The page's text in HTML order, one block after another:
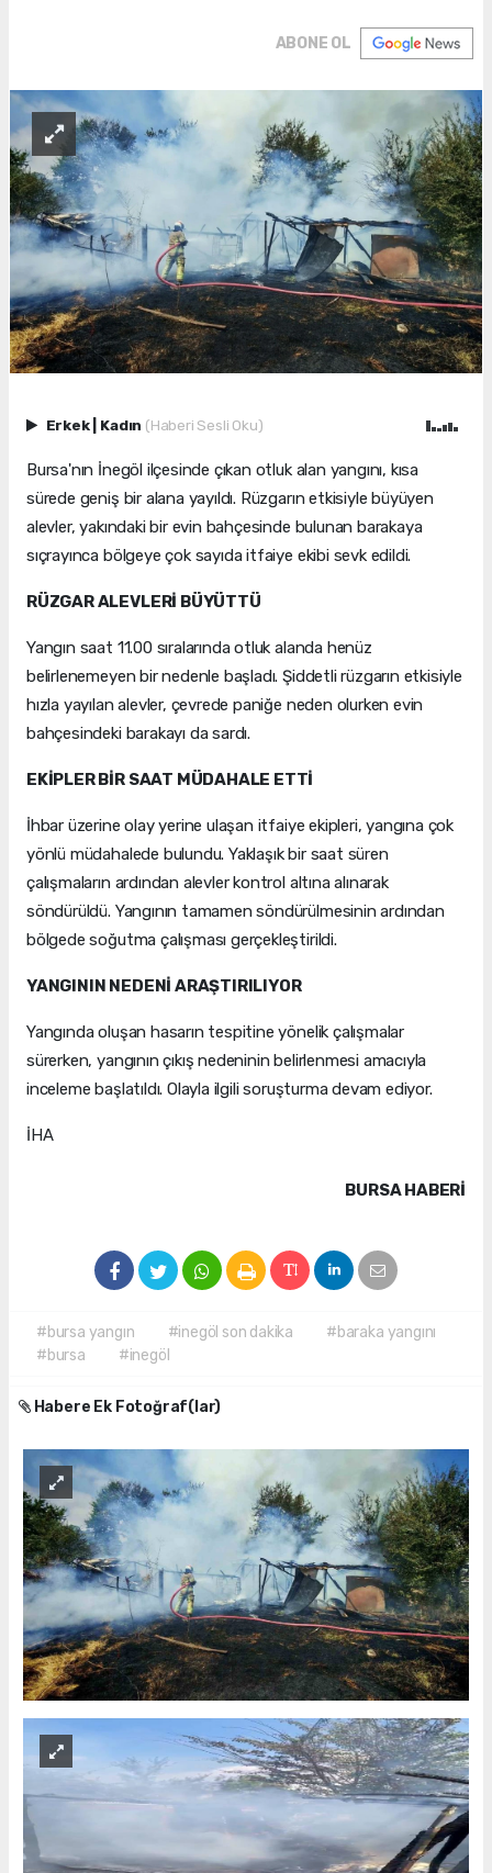
ABONE OL
Erkek Kadın (Haberi Sesli Oku)
Bursa'nın İnegöl ilçesinde çıkan otluk alan yangını, kısa
sürede geniş bir alana yayıldı. Rüzgarın etkisiyle büyüyen
alevler, yakındaki bir evin bahçesinde bulunan barakaya
sıçrayınca bölgeye çok sayıda itfaiye ekibi sevk edildi.
RÜZGAR ALEVLERİ BÜYÜTTÜ
Yangın saat 11.00 sıralarında otluk alanda henüz
belirlenemeyen bir nedenle başladı. Şiddetli rüzgarın etkisiyle
hızla yayılan alevler, çevrede paniğe neden olurken evin
bahçesindeki barakayı da sardı.
EKİPLER BİR SAAT MÜDAHALE ETTİ
İhbar üzerine olay yerine ulaşan itfaiye ekipleri, yangına çok
yönlü müdahalede bulundu. Yaklaşık bir saat süren
çalışmaların ardından alevler kontrol altına alınarak
söndürüldü. Yangının tamamen söndürülmesinin ardından
bölgede soğutma çalışması gerçekleştirildi.
YANGININ NEDENİ ARAŞTIRILIYOR
Yangında oluşan hasarın tespitine yönelik çalışmalar
sürerken, yangının çıkış nedeninin belirlenmesi amacıyla
inceleme başlatıldı. Olayla ilgili soruşturma devam ediyor.
İHA
BURSA HABERİ
#bursa yangın #inegöl son dakika
#baraka yangını
#bursa
#inegöl
Habere Ek Fotoğraf(lar)